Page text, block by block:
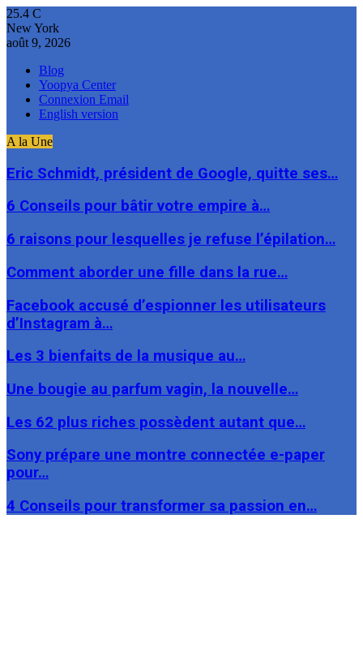
25.4 C
New York
août 9, 2026
Blog
Yoopya Center
Connexion Email
English version
A la Une
Eric Schmidt, président de Google, quitte ses…
6 Conseils pour bâtir votre empire à…
6 raisons pour lesquelles je refuse l’épilation…
Comment aborder une fille dans la rue…
Facebook accusé d’espionner les utilisateurs
d’Instagram à…
Les 3 bienfaits de la musique au…
Une bougie au parfum vagin, la nouvelle…
Les 62 plus riches possèdent autant que…
Sony prépare une montre connectée e-paper
pour…
4 Conseils pour transformer sa passion en…